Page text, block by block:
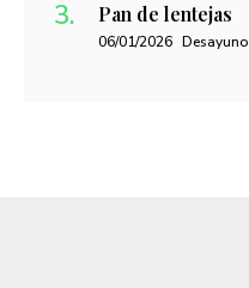
Pan de lentejas
06/01/2026